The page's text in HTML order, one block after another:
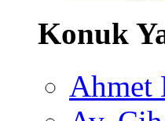
Konuk
Ahmet